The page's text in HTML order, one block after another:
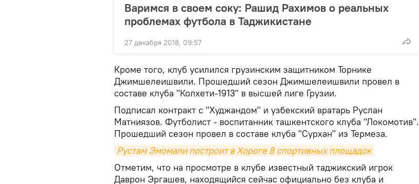
Варимся в своем соку: Рашид Рахимов о реальных
проблемах футбола в Таджикистане
27 декабря 2018, 09:57
Кроме того, клуб усилился грузинским защитником Торнике
Джимшелеишвили. Прошедший сезон Джимшелеишвили провел в
составе клуба "Колхети-1913" в высшей лиге Грузии.
Подписал контракт с "Худжандом" и узбекский вратарь Руслан
Матниязов. Футболист - воспитанник ташкентского клуба "Локомотив".
Прошедший сезон провел в составе клуба "Сурхан" из Термеза.
Рустам Эмомали построит в Хороге 8 спортивных площадок
Отметим, что на просмотре в клубе известный таджикский игрок
Даврон Эргашев, находящийся сейчас официально без клуба и